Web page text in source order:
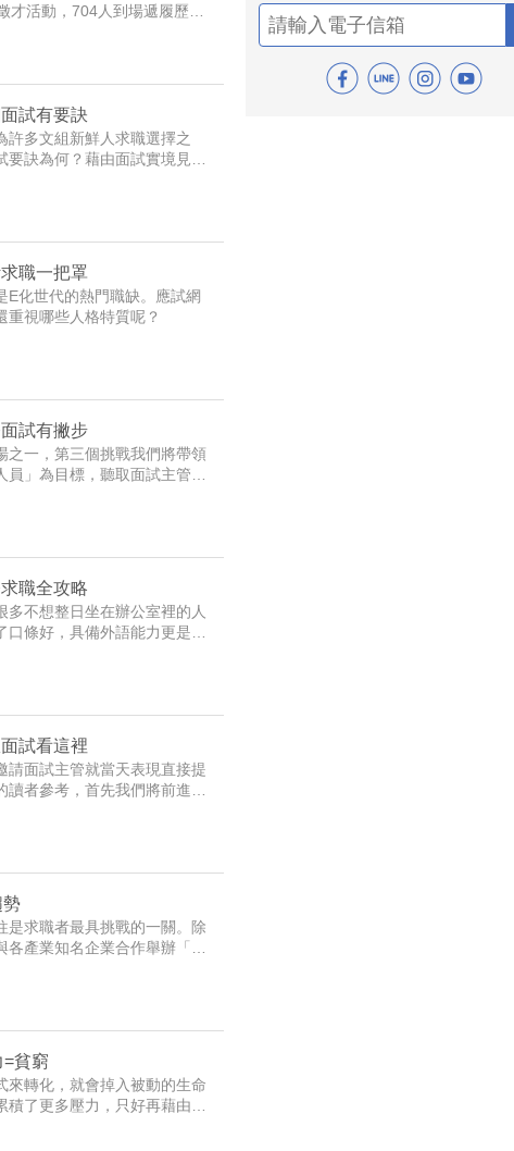
活動，704人到場遞履歷爭
這麼多人。」
試有要訣
許多文組新鮮人求職選擇之
訣為何？藉由面試實境見分
職一把罩
E化世代的熱門職缺。應試網
重視哪些人格特質呢？
試有撇步
之一，第三個挑戰我們將帶領
」為目標，聽取面試主管寶
職全攻略
不想整日坐在辦公室裡的人
條好，具備外語能力更是加
試實境。
試看這裡
請面試主管就當天表現直接提
者參考，首先我們將前進聯
勢
是求職者最具挑戰的一關。除
產業知名企業合作舉辦「模
此了解各行業職缺的面試眉
=貧窮
來轉化，就會掉入被動的生命
了更多壓力，只好再藉由花
，自然也不會快樂。」